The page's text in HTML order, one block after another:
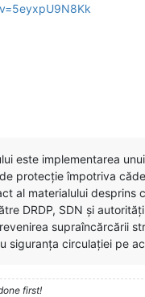
este implementarea
protecție împotriva
al materialului
DRDP, SDN și
supraîncărcării
siguranța circulației pe
first!